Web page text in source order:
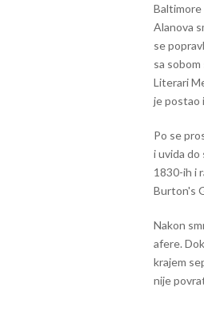
Baltimore
Alanova
se
sa
Literari
je postao
Po se
i uvida do
1830-ih i
Burton's
Nakon
afere.
krajem
nije